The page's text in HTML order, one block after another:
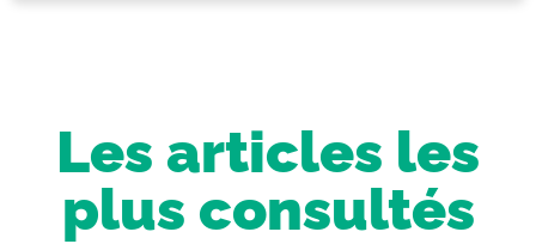
Les articles les
plus consultés